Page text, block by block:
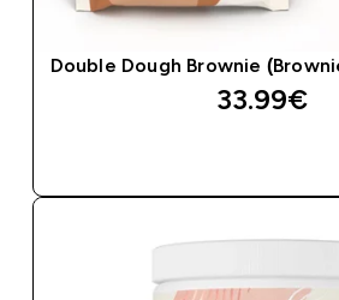
Double Dough Brownie
33.99€‎